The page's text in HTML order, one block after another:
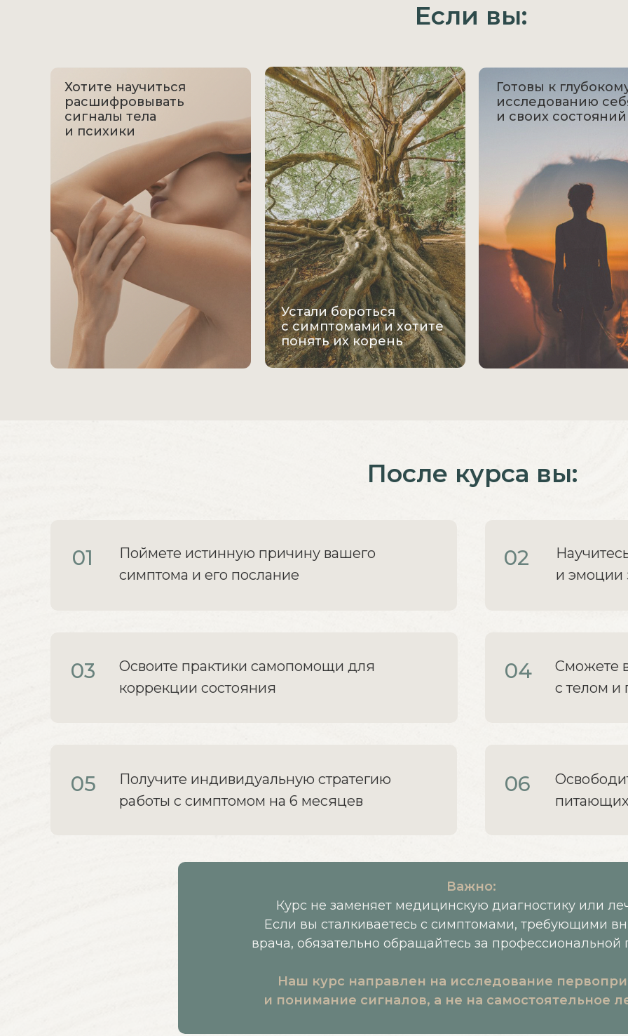
Готовы к
исследованию
и своих состояний
Устали бороться
с симптомами и хотите
понять их корень
Хотите научиться
расшифровывать
сигналы тела
и психики
Если вы:
и эмоции
02
Освоите практики самопомощи для
коррекции состояния
03
Поймете истинную причину вашего
симптома и его послание
01
Сможете
с телом и
04
06
Получите индивидуальную стратегию
работы с симптомом на 6 месяцев
05
После курса вы:
Важно:
Курс не заменяет медицинскую диагностику или
Если вы сталкиваетесь с симптомами, требующими
врача, обязательно обращайтесь за
Наш курс направлен на исследование
и понимание сигналов, а не на самостоятельное